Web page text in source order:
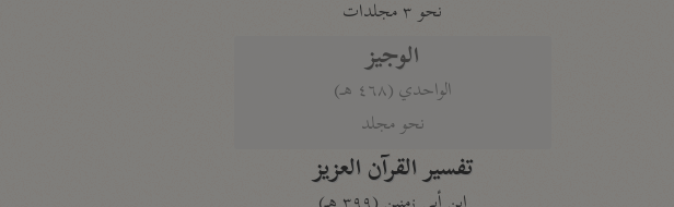
نحو ٣ مجلدات
الوجيز
الواحدي (٤٦٨ هـ)
نحو مجلد
تفسير القرآن العزيز